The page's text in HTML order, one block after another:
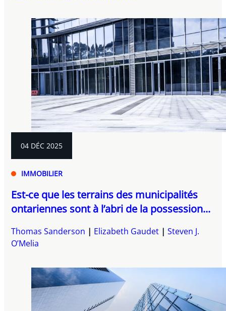
04 DÉC 2025
IMMOBILIER
Est-ce que les terrains des municipalités
ontariennes sont à l’abri de la possession...
Thomas Sanderson Elizabeth Gaudet
Steven J.
O’Melia